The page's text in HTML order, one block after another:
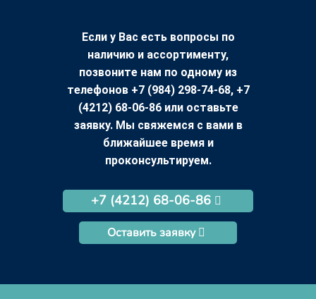
Если у Вас есть вопросы по
наличию и ассортименту,
позвоните нам по одному из
телефонов +7 (984) 298-74-68, +7
(4212) 68-06-86 или оставьте
заявку. Мы свяжемся с вами в
ближайшее время и
проконсультируем.
+7 (4212) 68-06-86
Оставить заявку